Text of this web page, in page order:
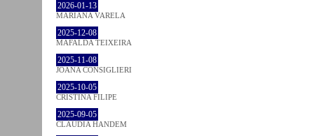
2026-01-13
MARIANA VARELA
2025-12-08
MAFALDA TEIXEIRA
2025-11-08
JOANA CONSIGLIERI
2025-10-05
CRISTINA FILIPE
2025-09-05
CLÁUDIA HANDEM